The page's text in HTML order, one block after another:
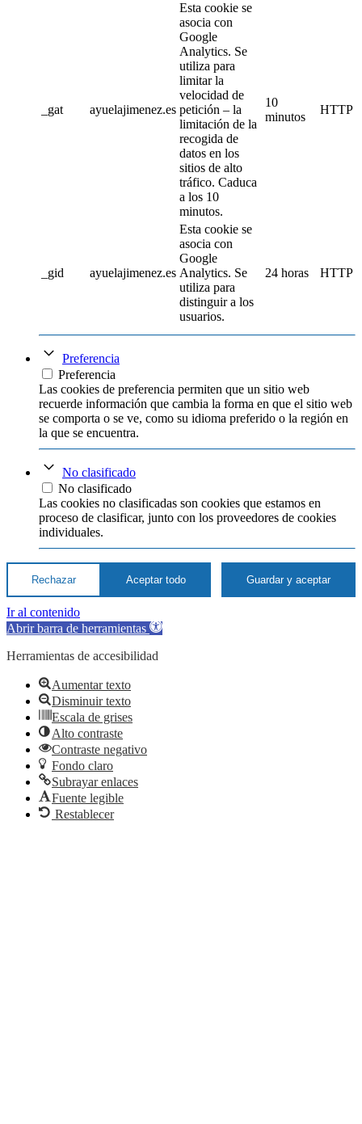
_gat ayuelajimenez.es
Esta cookie se
asocia con
Google
Analytics. Se
utiliza para
limitar la
velocidad de
petición – la
limitación de la
recogida de
datos en los
sitios de alto
tráfico. Caduca
a los 10
minutos.
10
minutos
HTTP
_gid ayuelajimenez.es
Esta cookie se
asocia con
Google
Analytics. Se
utiliza para
distinguir a los
usuarios.
24 horas HTTP
Preferencia
Preferencia
Las cookies de preferencia permiten que un sitio web
recuerde información que cambia la forma en que el sitio web
se comporta o se ve, como su idioma preferido o la región en
la que se encuentra.
No clasificado
No clasificado
Las cookies no clasificadas son cookies que estamos en
proceso de clasificar, junto con los proveedores de cookies
individuales.
Rechazar Aceptar todo Guardar y aceptar
Ir al contenido
Abrir barra de herramientas
Herramientas de accesibilidad
Aumentar texto
Disminuir texto
Escala de grises
Alto contraste
Contraste negativo
Fondo claro
Subrayar enlaces
Fuente legible
Restablecer